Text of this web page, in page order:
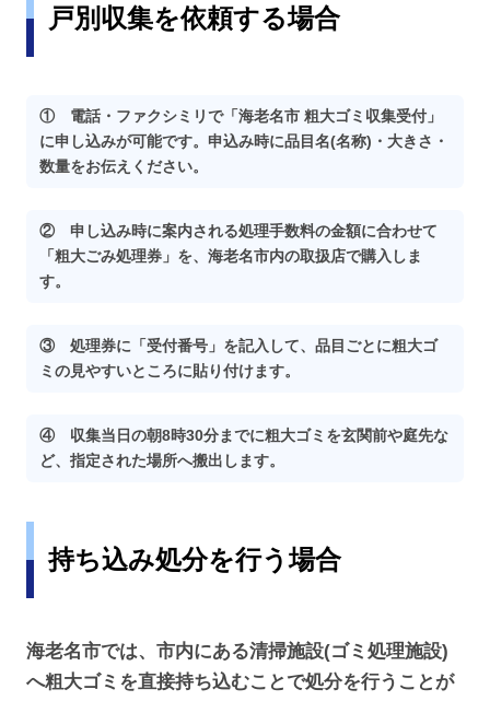
戸別収集を依頼する場合
① 電話・ファクシミリで「海老名市 粗大ゴミ収集受付」
に申し込みが可能です。申込み時に品目名(名称)・大きさ・
数量をお伝えください。
② 申し込み時に案内される処理手数料の金額に合わせて
「粗大ごみ処理券」を、海老名市内の取扱店で購入しま
す。
③ 処理券に「受付番号」を記入して、品目ごとに粗大ゴ
ミの見やすいところに貼り付けます。
④ 収集当日の朝8時30分までに粗大ゴミを玄関前や庭先な
ど、指定された場所へ搬出します。
持ち込み処分を行う場合
海老名市では、市内にある清掃施設(ゴミ処理施設)
へ粗大ゴミを直接持ち込むことで処分を行うことが